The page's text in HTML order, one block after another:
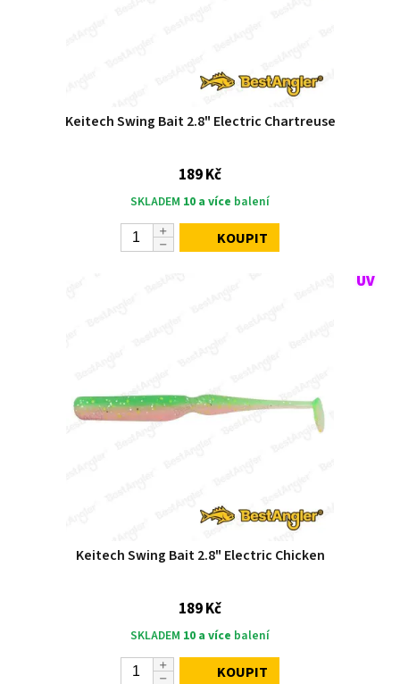
Keitech Swing Bait 2.8" Electric Chartreuse
189 Kč
SKLADEM 10 a více balení
KOUPIT
Keitech Swing Bait 2.8" Electric Chicken
189 Kč
SKLADEM 10 a více balení
KOUPIT